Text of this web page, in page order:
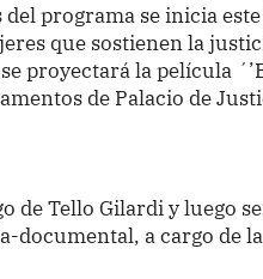
programa se inicia
que sostienen la
proyectará la película
de Palacio de
de Tello Gilardi y luego
documental, a cargo de